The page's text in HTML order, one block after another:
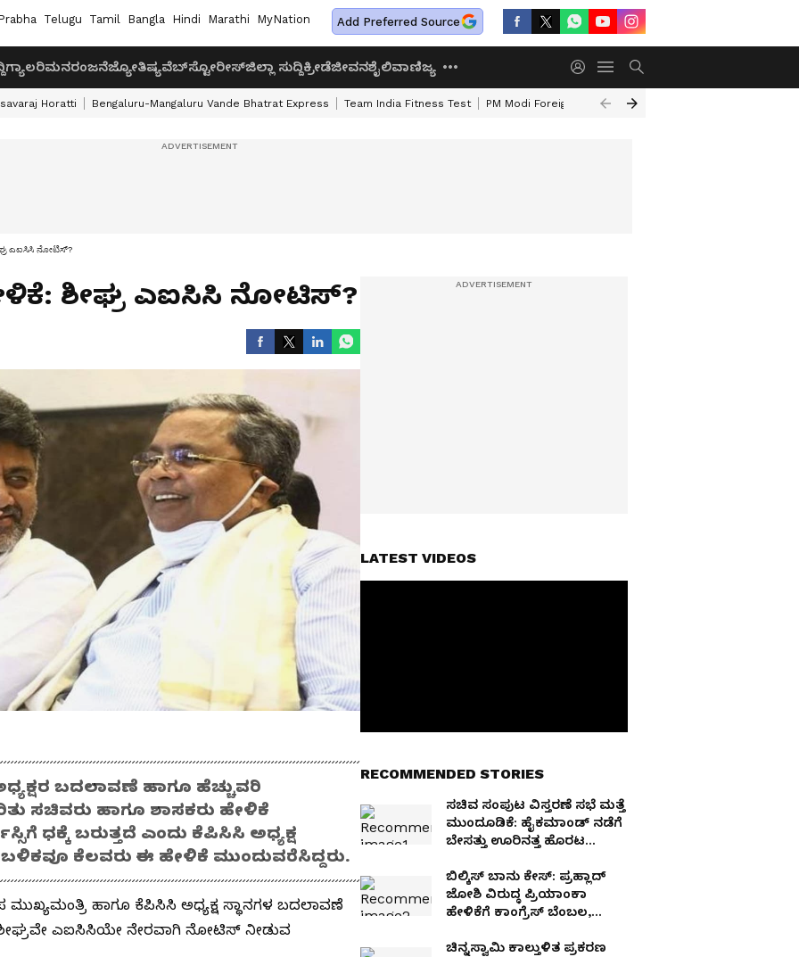
Telugu Tamil Bangla Hindi Marathi MyNation Add Preferred Source
ಗ್ಯಾಲರಿಮನರಂಜನೆಜ್ಯೋತಿಷ್ಯವೆಬ್‌ಸ್ಟೋರೀಸ್ಜಿಲ್ಲಾ ಸುದ್ದಿಕ್ರೀಡೆಜೀವನಶೈಲಿವಾಣಿಜ್ಯ
Horatti Bengaluru-Mangaluru Vande Bhatrat Express Team India Fitness Test PM Modi Foreign Travel Expenditure
ಎಐಸಿಸಿ ನೋಟಿಸ್‌?
ಶೀಘ್ರ ಎಐಸಿಸಿ ನೋಟಿಸ್‌?
ಬದಲಾವಣೆ ಹಾಗೂ ಹೆಚ್ಚುವರಿ
ಸಚಿವರು ಹಾಗೂ ಶಾಸಕರು ಹೇಳಿಕೆ
ಧಕ್ಕೆ ಬರುತ್ತದೆ ಎಂದು ಕೆಪಿಸಿಸಿ ಅಧ್ಯಕ್ಷ
ಕೆಲವರು ಈ ಹೇಳಿಕೆ ಮುಂದುವರೆಸಿದ್ದರು.
ಹಾಗೂ ಕೆಪಿಸಿಸಿ ಅಧ್ಯಕ್ಷ ಸ್ಥಾನಗಳ ಬದಲಾವಣೆ
ಶೀಘ್ರವೇ ಎಐಸಿಸಿಯೇ ನೇರವಾಗಿ ನೋಟಿಸ್‌ ನೀಡುವ
LATEST VIDEOS
RECOMMENDED STORIES
ಸಚಿವ ಸಂಪುಟ ವಿಸ್ತರಣೆ ಸಭೆ ಮತ್ತೆ
ಮುಂದೂಡಿಕೆ: ಹೈಕಮಾಂಡ್ ನಡೆಗೆ
ಬೇಸತ್ತು ಊರಿನತ್ತ ಹೊರಟ
ಬಿಲ್ಕಿಸ್ ಬಾನು ಕೇಸ್: ಪ್ರಹ್ಲಾದ್
ಜೋಶಿ ವಿರುದ್ಧ ಪ್ರಿಯಾಂಕಾ
ಹೇಳಿಕೆಗೆ ಕಾಂಗ್ರೆಸ್ ಬೆಂಬಲ,
ಚಿನ್ನಸ್ವಾಮಿ ಕಾಲ್ತುಳಿತ ಪ್ರಕರಣ